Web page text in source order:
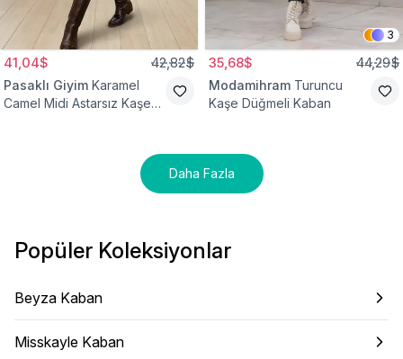
41,04$ 42,82$
Pasaklı Giyim Karamel
Camel Midi Astarsız Kaşe
3
35,68$ 44,29$
Modamihram Turuncu
Kaşe Düğmeli Kaban
Daha Fazla
Popüler Koleksiyonlar
Beyza Kaban
Misskayle Kaban